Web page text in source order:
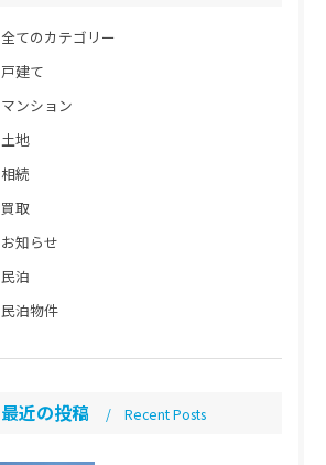
全てのカテゴリー
戸建て
マンション
土地
相続
買取
お知らせ
民泊
民泊物件
最近の投稿 Recent Posts